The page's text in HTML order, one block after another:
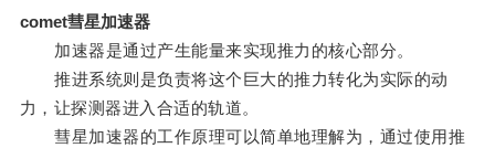
comet彗星加速器
加速器是通过产生能量来实现推力的核心部分。
推进系统则是负责将这个巨大的推力转化为实际的动
力，让探测器进入合适的轨道。
彗星加速器的工作原理可以简单地理解为，通过使用推